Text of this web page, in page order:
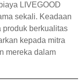
LIVEGOOD
sekali. Keadaan
produk berkualitas
kepada mitra
mereka dalam